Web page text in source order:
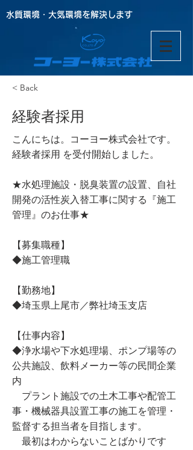
水質環境・大気環境を解決します
< Back
経験者採用
こんにちは。コーヨー株式会社です。
経験者採用 を受付開始しました。
★水処理施設・脱臭装置の設置、自社
開発の活性炭入替工事に関する『施工
管理』のお仕事★
【募集職種】
◆施工管理職
【勤務地】
◆埼玉県上尾市／弊社埼玉支店
【仕事内容】
◆浄水場や下水処理場、ポンプ場等の
公共施設、飲料メーカー等の民間企業
内
プラント施設での土木工事や配管工
事・機械器具設置工事の施工を管理・
監督する担当者を目指します。
最初はわからないことばかりです